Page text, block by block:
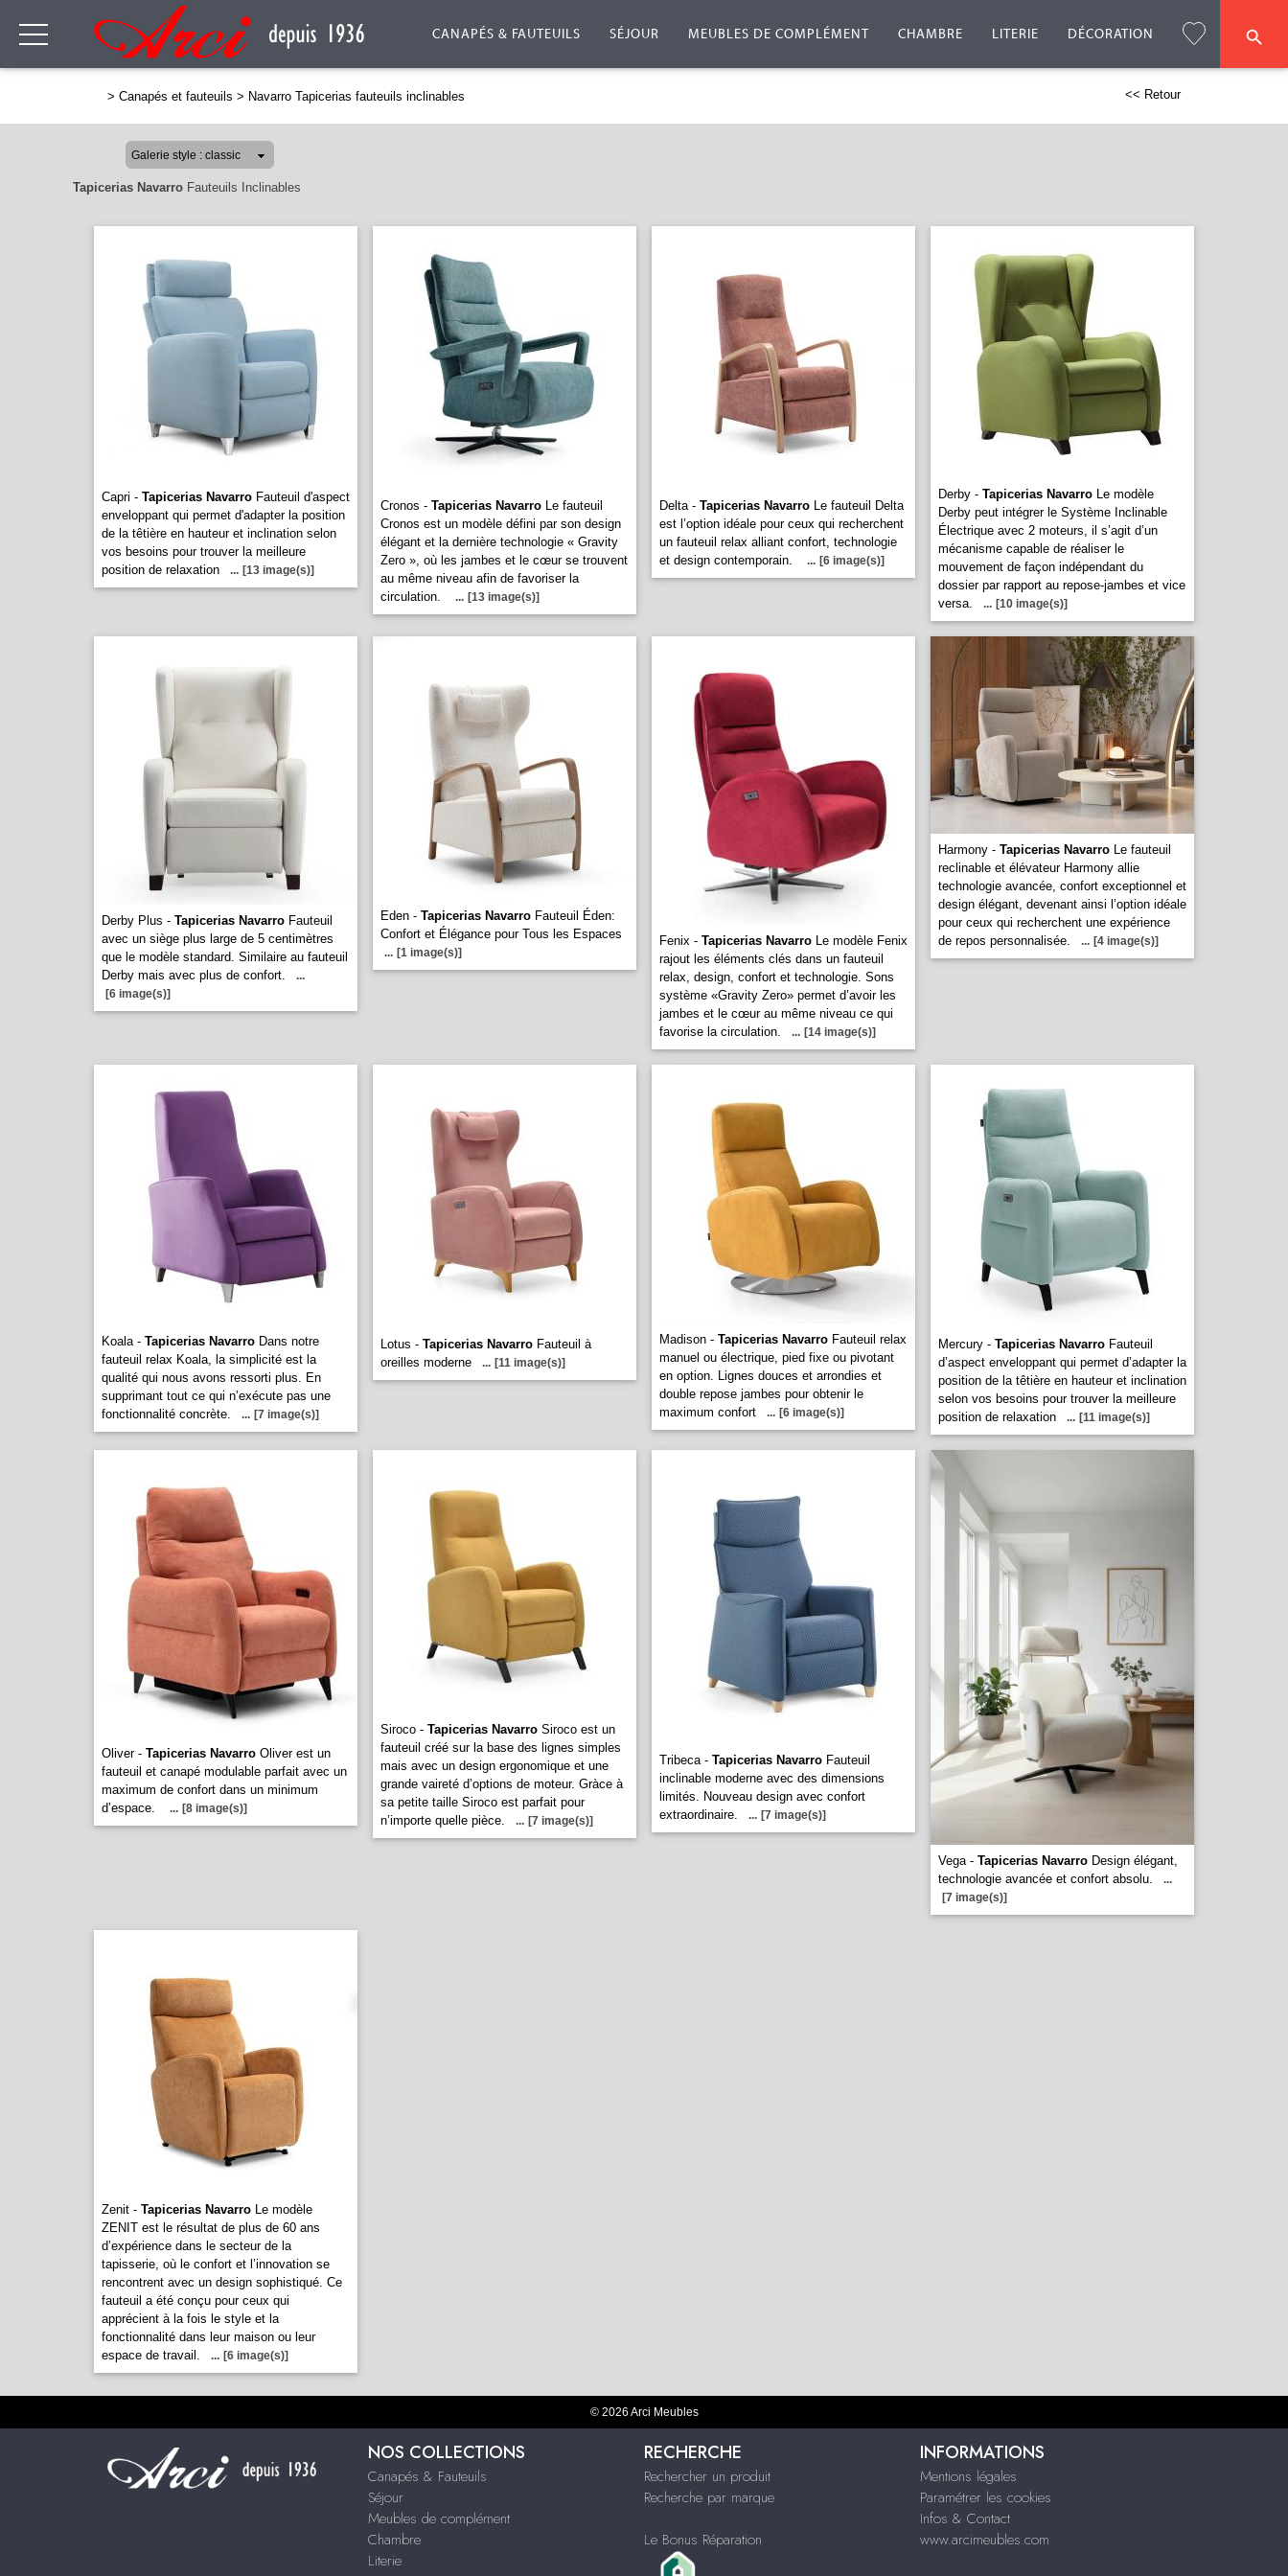
CANAPÉS & FAUTEUILS SÉJOUR MEUBLES DE COMPLÉMENT CHAMBRE LITERIE DÉCORATION
> Canapés et fauteuils > Navarro Tapicerias fauteuils inclinables << Retour
Tapicerias Navarro Fauteuils Inclinables
Capri - Tapicerias Navarro Fauteuil d'aspect
enveloppant qui permet d'adapter la position
de la têtière en hauteur et inclination selon
vos besoins pour trouver la meilleure
position de relaxation
... [13 image(s)]
Cronos - Tapicerias Navarro Le fauteuil
Cronos est un modèle défini par son design
élégant et la dernière technologie « Gravity
Zero », où les jambes et le cœur se trouvent
au même niveau afin de favoriser la
circulation.
... [13 image(s)]
Delta - Tapicerias Navarro Le fauteuil Delta
est l’option idéale pour ceux qui recherchent
un fauteuil relax alliant confort, technologie
et design contemporain.
... [6 image(s)]
Derby - Tapicerias Navarro Le modèle
Derby peut intégrer le Système Inclinable
Électrique avec 2 moteurs, il s’agit d’un
mécanisme capable de réaliser le
mouvement de façon indépendant du
dossier par rapport au repose-jambes et vice
versa.
... [10 image(s)]
Derby Plus - Tapicerias Navarro Fauteuil
avec un siège plus large de 5 centimètres
que le modèle standard. Similaire au fauteuil
Derby mais avec plus de confort.
...
[6 image(s)]
Eden - Tapicerias Navarro Fauteuil Éden:
Confort et Élégance pour Tous les Espaces
... [1 image(s)]
Fenix - Tapicerias Navarro Le modèle Fenix
rajout les éléments clés dans un fauteuil
relax, design, confort et technologie. Sons
système «Gravity Zero» permet d’avoir les
jambes et le cœur au même niveau ce qui
favorise la circulation.
... [14 image(s)]
Harmony - Tapicerias Navarro Le fauteuil
reclinable et élévateur Harmony allie
technologie avancée, confort exceptionnel et
design élégant, devenant ainsi l’option idéale
pour ceux qui recherchent une expérience
de repos personnalisée.
... [4 image(s)]
Koala - Tapicerias Navarro Dans notre
fauteuil relax Koala, la simplicité est la
qualité qui nous avons ressorti plus. En
supprimant tout ce qui n’exécute pas une
fonctionnalité concrète.
... [7 image(s)]
Lotus - Tapicerias Navarro Fauteuil à
oreilles moderne
... [11 image(s)]
Madison - Tapicerias Navarro Fauteuil relax
manuel ou électrique, pied fixe ou pivotant
en option. Lignes douces et arrondies et
double repose jambes pour obtenir le
maximum confort
... [6 image(s)]
Mercury - Tapicerias Navarro Fauteuil
d’aspect enveloppant qui permet d’adapter la
position de la têtière en hauteur et inclination
selon vos besoins pour trouver la meilleure
position de relaxation
... [11 image(s)]
Oliver - Tapicerias Navarro Oliver est un
fauteuil et canapé modulable parfait avec un
maximum de confort dans un minimum
d’espace.
... [8 image(s)]
Siroco - Tapicerias Navarro Siroco est un
fauteuil créé sur la base des lignes simples
mais avec un design ergonomique et une
grande vaireté d’options de moteur. Gràce à
sa petite taille Siroco est parfait pour
n’importe quelle pièce.
... [7 image(s)]
Tribeca - Tapicerias Navarro Fauteuil
inclinable moderne avec des dimensions
limités. Nouveau design avec confort
extraordinaire.
... [7 image(s)]
Vega - Tapicerias Navarro Design élégant,
technologie avancée et confort absolu.
...
[7 image(s)]
Zenit - Tapicerias Navarro Le modèle
ZENIT est le résultat de plus de 60 ans
d’expérience dans le secteur de la
tapisserie, où le confort et l’innovation se
rencontrent avec un design sophistiqué. Ce
fauteuil a été conçu pour ceux qui
apprécient à la fois le style et la
fonctionnalité dans leur maison ou leur
espace de travail.
... [6 image(s)]
© 2026 Arci Meubles
NOS COLLECTIONS
Canapés & Fauteuils
Séjour
Meubles de complément
Chambre
Literie
RECHERCHE
Rechercher un produit
Recherche par marque
Le Bonus Réparation
INFORMATIONS
Mentions légales
Paramétrer les cookies
Infos & Contact
www.arcimeubles.com